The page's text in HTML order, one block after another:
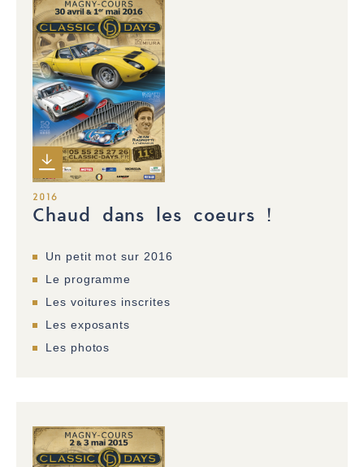
2016
Chaud dans les coeurs !
Un petit mot sur 2016
Le programme
Les voitures inscrites
Les exposants
Les photos